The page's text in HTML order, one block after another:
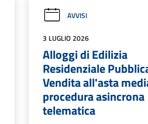
AVVISI
3 LUGLIO 2026
Alloggi di Edilizia
Residenziale
Vendita all'asta
procedura asincrona
telematica